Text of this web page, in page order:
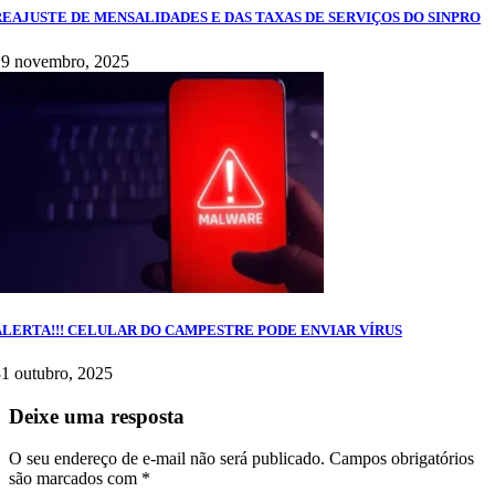
DE MENSALIDADES E DAS TAXAS DE SERVIÇOS DO SINPRO
novembro, 2025
CELULAR DO CAMPESTRE PODE ENVIAR VÍRUS
outubro, 2025
Deixe uma resposta
O seu endereço de e-mail não será publicado. Campos obrigatórios
são marcados com *